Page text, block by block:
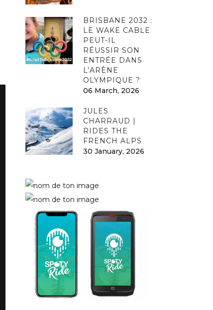
BRISBANE 2032 :
LE WAKE CABLE
PEUT-IL
RÉUSSIR SON
ENTRÉE DANS
L’ARÈNE
OLYMPIQUE ?
06 March, 2026
JULES
CHARRAUD |
RIDES THE
FRENCH ALPS
30 January, 2026